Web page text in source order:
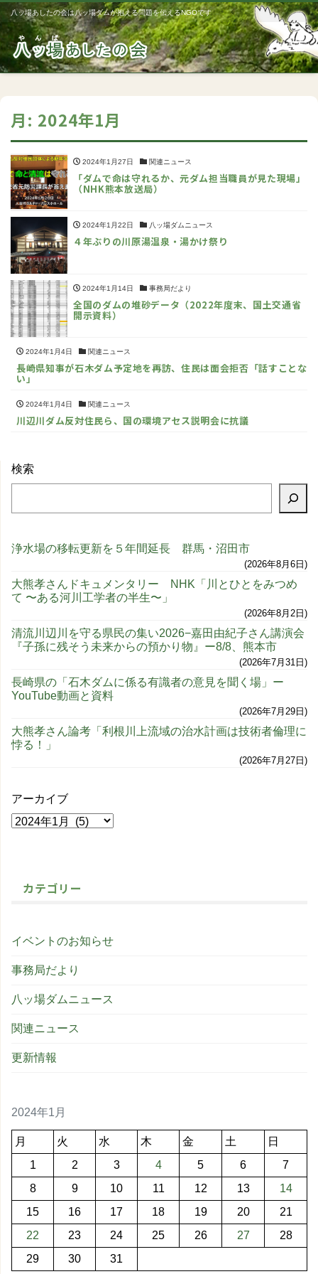
八ッ場あしたの会は八ッ場ダムが抱える問題を伝えるNGOです
月: 2024年1月
2024年1月27日 関連ニュース
「ダムで命は守れるか、元ダム担当職員が見た現場」
（NHK熊本放送局）
2024年1月22日 八ッ場ダムニュース
４年ぶりの川原湯温泉・湯かけ祭り
2024年1月14日 事務局だより
全国のダムの堆砂データ（2022年度末、国土交通省
開示資料）
2024年1月4日 関連ニュース
長崎県知事が石木ダム予定地を再訪、住民は面会拒否「話すことな
い」
2024年1月4日 関連ニュース
川辺川ダム反対住民ら、国の環境アセス説明会に抗議
検索
浄水場の移転更新を５年間延長 群馬・沼田市
2026年8月6日
大熊孝さんドキュメンタリー NHK「川とひとをみつめ
て 〜ある河川工学者の半生〜」
2026年8月2日
清流川辺川を守る県民の集い2026−嘉田由紀子さん講演会
『子孫に残そう未来からの預かり物』ー8/8、熊本市
2026年7月31日
長崎県の「石木ダムに係る有識者の意見を聞く場」ー
YouTube動画と資料
2026年7月29日
大熊孝さん論考「利根川上流域の治水計画は技術者倫理に
悖る！」
2026年7月27日
アーカイブ
カテゴリー
イベントのお知らせ
事務局だより
八ッ場ダムニュース
関連ニュース
更新情報
2024年1月
月 火 水 木 金 土
日
1
2 3 4 5 6
7
8
9 10 11 12 13
14
15
16 17 18 19 20
21
22
23 24 25 26 27
28
29
30
31